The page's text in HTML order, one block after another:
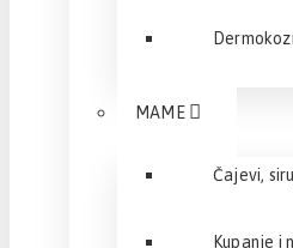
MAME
Čajevi,
Kupanje i